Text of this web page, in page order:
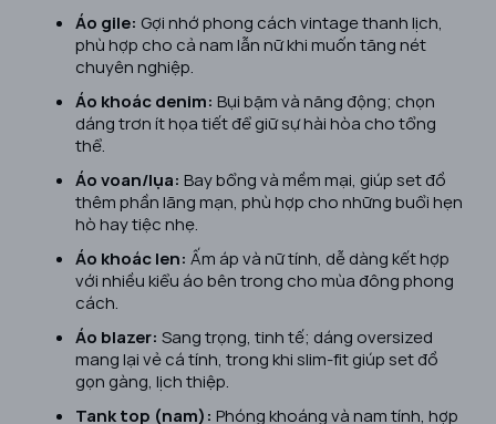
Áo gile: Gợi nhớ phong cách vintage thanh lịch,
phù hợp cho cả nam lẫn nữ khi muốn tăng nét
chuyên nghiệp.
Áo khoác denim: Bụi bặm và năng động; chọn
dáng trơn ít họa tiết để giữ sự hài hòa cho tổng
thể.
Áo voan/lụa: Bay bổng và mềm mại, giúp set đồ
thêm phần lãng mạn, phù hợp cho những buổi hẹn
hò hay tiệc nhẹ.
Áo khoác len: Ấm áp và nữ tính, dễ dàng kết hợp
với nhiều kiểu áo bên trong cho mùa đông phong
cách.
Áo blazer: Sang trọng, tinh tế; dáng oversized
mang lại vẻ cá tính, trong khi slim-fit giúp set đồ
gọn gàng, lịch thiệp.
Tank top (nam): Phóng khoáng và nam tính, hợp